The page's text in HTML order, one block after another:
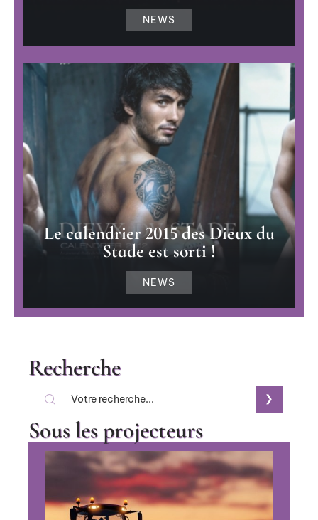
NEWS
Le calendrier 2015 des Dieux du
Stade est sorti !
NEWS
Recherche
Sous les projecteurs